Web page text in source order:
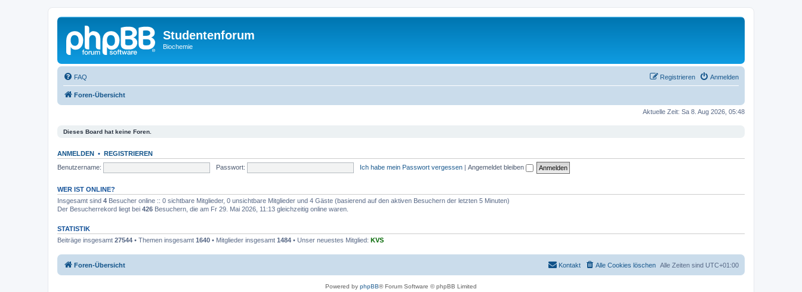
Studentenforum
Biochemie
FAQ Anmelden
Registrieren
Foren-Übersicht
Aktuelle Zeit: Sa 8. Aug 2026, 05:48
Dieses Board hat keine Foren.
ANMELDEN • REGISTRIEREN
Benutzername:
Passwort: Ich habe mein Passwort vergessen | Angemeldet bleiben
WER IST ONLINE?
Insgesamt sind 4 Besucher online :: 0 sichtbare Mitglieder, 0 unsichtbare Mitglieder und 4 Gäste (basierend auf den aktiven Besuchern der letzten 5 Minuten)
Der Besucherrekord liegt bei 426 Besuchern, die am Fr 29. Mai 2026, 11:13 gleichzeitig online waren.
STATISTIK
Beiträge insgesamt 27544 • Themen insgesamt 1640 • Mitglieder insgesamt 1484 • Unser neuestes Mitglied: KVS
Foren-Übersicht Alle Zeiten sind UTC+01:00
Alle Cookies löschen
Kontakt
Powered by phpBB® Forum Software © phpBB Limited